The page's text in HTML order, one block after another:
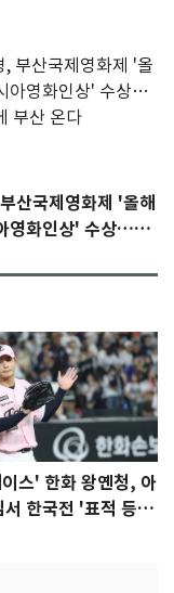
산국제영화제 '올해
영화인상' 수상…15
스' 한화 왕옌청, 아
서 한국전 '표적 등